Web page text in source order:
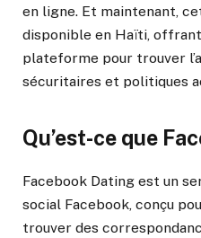
en ligne. Et maintenant,
disponible en Haïti,
plateforme pour trouver
sécuritaires et politiques
Qu’est-ce que
Facebook Dating est un
social Facebook, conçu
trouver des